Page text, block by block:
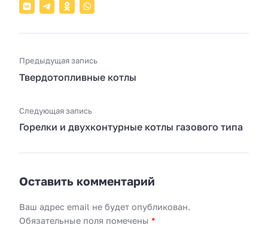
Предыдущая запись
Твердотопливные котлы
Следующая запись
Горелки и двухконтурные котлы газового типа
Оставить комментарий
Ваш адрес email не будет опубликован.
Обязательные поля помечены *